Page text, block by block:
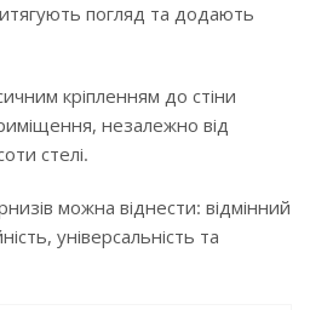
погляд та додають
кріпленням до стіни
незалежно від
стелі.
можна віднести: відмінний
універсальність та